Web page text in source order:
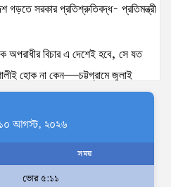
গড়তে সরকার প্রতিশ্রুতিবদ্ধ- প্রতিমন্ত্রী
অপরাধীর বিচার এ দেশেই হবে, সে যত
হোক না কেন—চট্টগ্রামে জুলাই
মীর হেলাল
পরিবেশবান্ধব ও বাসযোগ্য করতে সরকারের
নাগরিকদের দায়িত্বশীল ভূমিকা পালন
মীর শাহে আলম
আগস্ট, ২০২৬
সময়
ভোর ৫:১১